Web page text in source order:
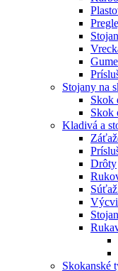
Stojany na
Skok
Skok
Kladivá a
Drôty
Skokanské